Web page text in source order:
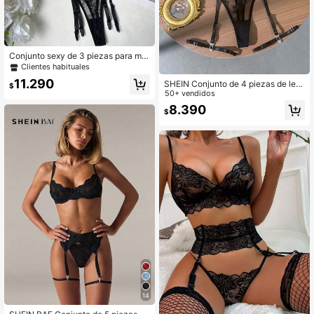
Conjunto sexy de 3 piezas para muj
er: Sujetador + Pantie + Medias
Clientes habituales
$11.290
14
SHEIN Conjunto de 4 piezas de len
cería sexy azul para mujer
50+ vendidos
$8.390